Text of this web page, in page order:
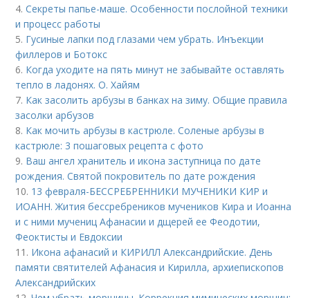
4.Секреты папье-маше. Особенности послойной техники
и процесс работы
5. Гусиные лапки под глазами чем убрать. Инъекции
филлеров и Ботокс
6. Когда уходите на пять минут не забывайте оставлять
тепло в ладонях. О. Хайям
7. Как засолить арбузы в банках на зиму. Общие правила
засолки арбузов
8. Как мочить арбузы в кастрюле. Соленые арбузы в
кастрюле: 3 пошаговых рецепта с фото
9. Ваш ангел хранитель и икона заступница по дате
рождения. Святой покровитель по дате рождения
10. 13 февраля-БЕССРЕБРЕННИКИ МУЧЕНИКИ КИР и
ИОАНН. Жития бессребреников мучеников Кира и Иоанна
и с ними мучениц Афанасии и дщерей ее Феодотии,
Феоктисты и Евдоксии
11. Икона афанасий и КИРИЛЛ Александрийские. День
памяти святителей Афанасия и Кирилла, архиепископов
Александрийских